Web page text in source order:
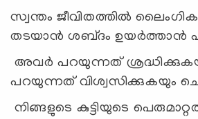
സ്വന്തം ജീവിതത്തിൽ
തടയാൻ ശബ്‌ദം ഉയർത്താൻ
അവർ പറയുന്നത്
പറയുന്നത് വിശ്വസിക്കുകയും
നിങ്ങളുടെ കുട്ടിയുടെ